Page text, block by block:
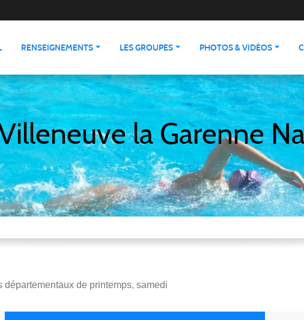
RENSEIGNEMENTS LES GROUPES PHOTOS & VIDÉOS
la Garenne
départementaux de printemps, samedi